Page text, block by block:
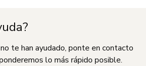
te han ayudado, ponte en contacto
lo más rápido posible.